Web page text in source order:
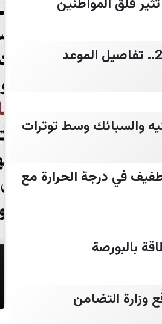
قلق المواطنين
رسميًا: زيادة مرتقبة في مرتبات موظفي الحكومة المصرية 2026.. تفاصيل الموعد
21 يناير 2026 ارتفاع الجنيه والسبائك وسط توترات
الأربعاء 21 يناير 2026: ارتفاع طفيف في درجة الحرارة مع
تكافل وكرامة 2026 خلال موقع وزارة التضامن